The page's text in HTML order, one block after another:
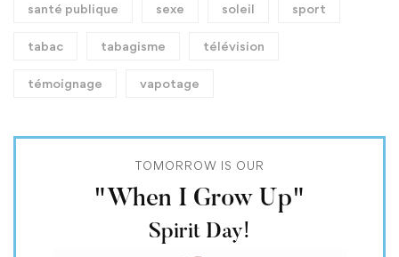
santé publique sexe soleil sport
tabac tabagisme télévision
témoignage vapotage
TOMORROW IS OUR
"When I Grow Up"
Spirit Day!